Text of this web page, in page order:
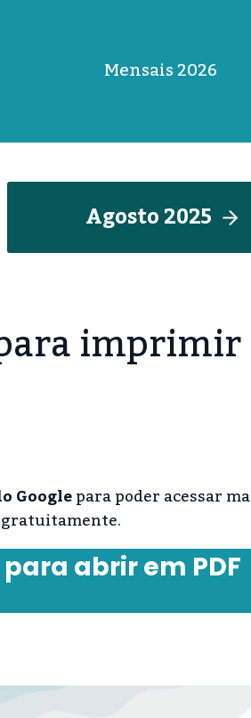
Mensais 2026
Agosto 2025
Googlepara poder acessar
abrir em PDF